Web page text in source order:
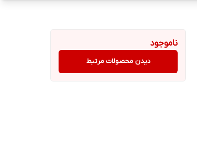
ناموجود
دیدن محصولات مرتبط